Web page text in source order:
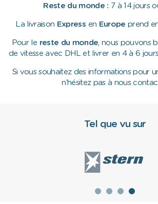
Reste du monde : 7 à 14 jours
La livraison Express en Europe prend
Pour le reste du monde, nous pouvons
de vitesse avec DHL et livrer en 4 à 6
Si vous souhaitez des informations pour
n’hésitez pas à nous
Tel que vu sur